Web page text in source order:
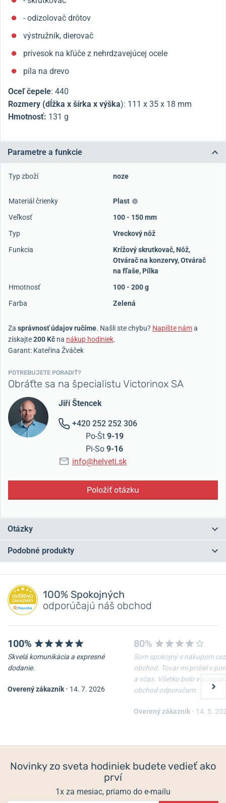
- odizolovač drôtov
výstružník, dierovač
prívesok na kľúče z nehrdzavejúcej ocele
píla na drevo
Oceľ čepele: 440
Rozmery (dĺžka x šírka x výška): 111 x 35 x 18 mm
Hmotnosť: 131 g
Parametre a funkcie
Typ zboží noze
Materiál črienky
Plast
Veľkosť
100 - 150 mm
Typ
Vreckový nôž
Funkcia
Krížový skrutkovač, Nôž,
Otvárač na konzervy,Otvárač
na fľaše, Pílka
Hmotnosť
100 - 200 g
Farba
Zelená
Za správnosť údajov ručíme. Našli ste chybu? Napíšte náma
získajte200 Kč na nákup hodiniek.
Garant: Kateřina Žváček
POTREBUJETE PORADIŤ?
Obráťte sa na špecialistu Victorinox SA
Jiří Štencek
+420 252 252 306
Po-Št 9-19
Pi-So 9-16
info@helveti.sk
Položiť otázku
Otázky
Máte otázku? Zanechajte nám komentár
Pridať dotaz
Podobné produkty
Nôž Victorinox Waiter
19,80 €
-10%
Nôž Victorinox Spartan
29,70 €
100% Spokojných
odporúčajú náš obchod
100%
Skvelá komunikácia a expresné
dodanie.
Overený zákazník • 14. 7. 2026
80%
Som spokojný s nákupom cez
obchod. Tovar mi prišiel v
a včas. Všetko bolo v
obchod odporúčam.
Overený zákazník • 14. 5.
Novinky zo sveta hodiniek budete vedieť ako
prví
1x za mesiac, priamo do e-mailu